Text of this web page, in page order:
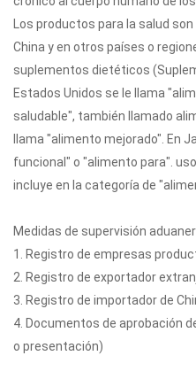
Los productos para la salud
China y en otros países o
suplementos dietéticos
Estados Unidos se le llama
saludable", también llamado
llama "alimento mejorado". En
funcional" o "alimento para".
incluye en la categoría de
Medidas de supervisión
1. Registro de empresas
2. Registro de exportador
3. Registro de importador de
4. Documentos de aprobación
o presentación)